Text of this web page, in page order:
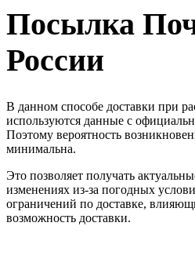
Посылка
России
В данном способе доставки при
используются данные с
Поэтому вероятность
минимальна.
Это позволяет получать
изменениях из-за погодных
ограничений по доставке,
возможность доставки.